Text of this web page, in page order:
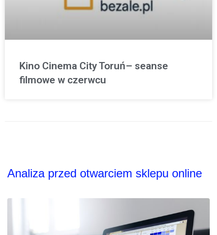
Kino Cinema City Toruń– seanse
filmowe w czerwcu
Analiza przed otwarciem sklepu online